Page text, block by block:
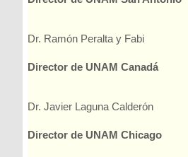
Dr. Ramón Peralta y Fabi
Director de UNAM Canadá
Dr. Javier Laguna Calderón
Director de UNAM Chicago